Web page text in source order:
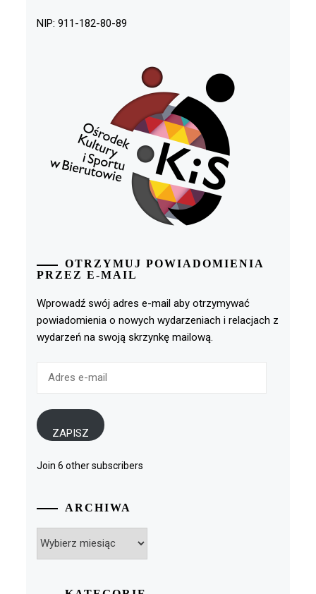
NIP: 911-182-80-89
OTRZYMUJ POWIADOMIENIA
PRZEZ E-MAIL
Wprowadź swój adres e-mail aby otrzymywać
powiadomienia o nowych wydarzeniach i relacjach z
wydarzeń na swoją skrzynkę mailową.
ZAPISZ
Join 6 other subscribers
ARCHIWA